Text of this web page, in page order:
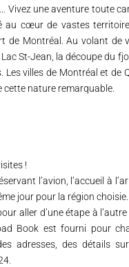
Vivez une aventure toute
au cœur de vastes
de Montréal. Au volant de
St-Jean, la découpe du
villes de Montréal et de
nature remarquable.
!
l’avion, l’accueil à
jour pour la région
aller d’une étape à
Book est fourni pour
adresses, des détails sur